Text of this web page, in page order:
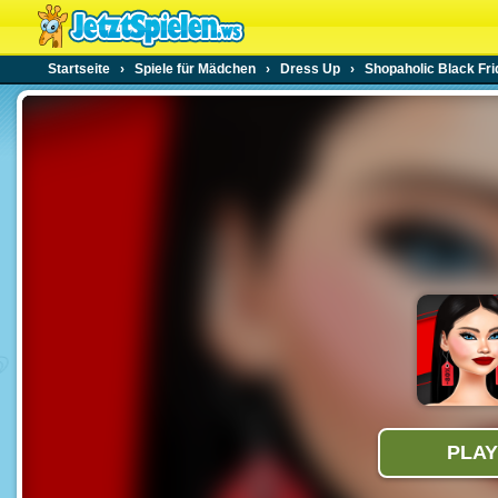
Startseite › Spiele für Mädchen › Dress Up › Shopaholic Black